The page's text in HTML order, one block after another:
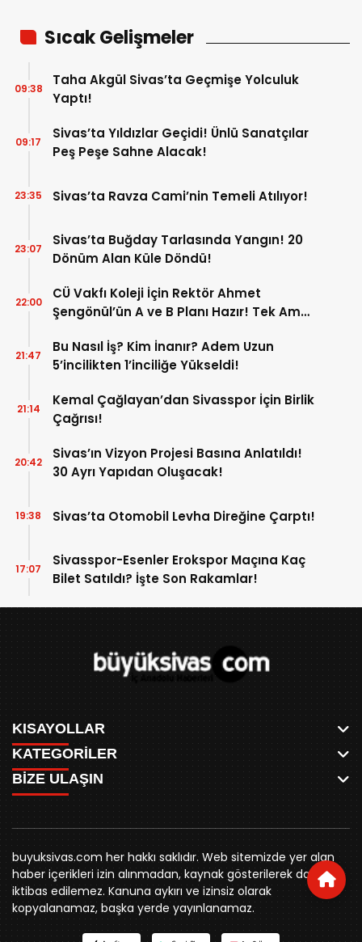
Sıcak Gelişmeler
Taha Akgül Sivas’ta Geçmişe Yolculuk
Yaptı!
09:38
Sivas’ta Yıldızlar Geçidi! Ünlü Sanatçılar
Peş Peşe Sahne Alacak!
09:17
Sivas’ta Ravza Cami’nin Temeli Atılıyor!
23:35
Sivas’ta Buğday Tarlasında Yangın! 20
Dönüm Alan Küle Döndü!
23:07
CÜ Vakfı Koleji İçin Rektör Ahmet
Şengönül’ün A ve B Planı Hazır! Tek Amaç
22:00
Bu Nasıl İş? Kim İnanır? Adem Uzun
5’incilikten 1’inciliğe Yükseldi!
21:47
Kemal Çağlayan’dan Sivasspor İçin Birlik
Çağrısı!
21:14
Sivas’ın Vizyon Projesi Basına Anlatıldı!
30 Ayrı Yapıdan Oluşacak!
20:42
Sivas’ta Otomobil Levha Direğine Çarptı!
19:38
Sivasspor-Esenler Erokspor Maçına Kaç
Bilet Satıldı? İşte Son Rakamlar!
17:07
KISAYOLLAR
ANASAYFA
AKSU CANLI
MEYDAN CANLI
MEDRESELER CANLI
MERAKÜM CANLI
YUKARI TEKKE CANLI
KURUMSAL KİMLİK
REKLAM FİYATLARI
BİZE ULAŞIN
KÜNYE
KATEGORİLER
WHATSAPP
SPOR
SİYASET
BELEDİYE
SİVAS VALİLİĞİ
ÜNİVERSİTE
KURUMLAR
STK
YORUM
BİZE ULAŞIN
0346 221 00 60
buyuksivashaber@gmail.com
Örtülüpınar Mah. İnönü Bulvarı Özkahya Apt. Kat:3 D:7
Sivas
buyuksivas.com her hakkı saklıdır. Web sitemizde yer alan
haber içerikleri izin alınmadan, kaynak gösterilerek dahi
iktibas edilemez. Kanuna aykırı ve izinsiz olarak
kopyalanamaz, başka yerde yayınlanamaz.